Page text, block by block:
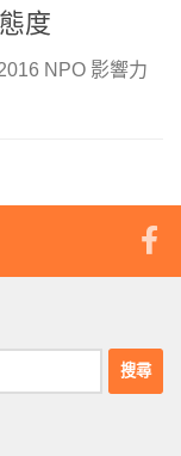
度
NPO 影響力